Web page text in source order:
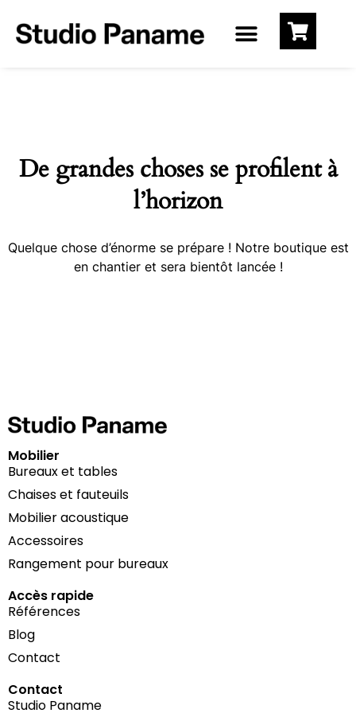
De grandes choses se profilent à
l’horizon
Quelque chose d’énorme se prépare ! Notre boutique est
en chantier et sera bientôt lancée !
Mobilier
Bureaux et tables
Chaises et fauteuils
Mobilier acoustique
Accessoires
Rangement pour bureaux
Accès rapide
Références
Blog
Contact
Contact
Studio Paname